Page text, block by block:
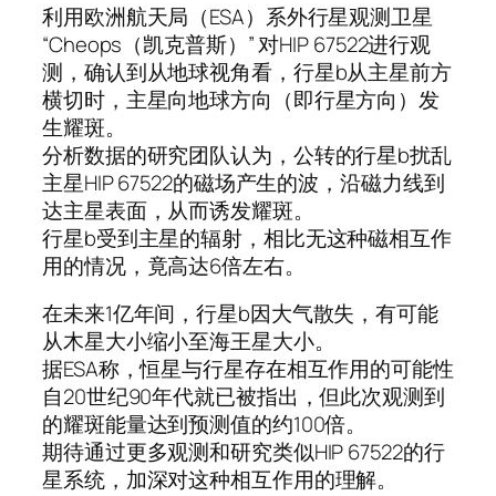
利用欧洲航天局（ESA）系外行星观测卫星
“Cheops（凯克普斯）” 对HIP 67522进行观
测，确认到从地球视角看，行星b从主星前方
横切时，主星向地球方向（即行星方向）发
生耀斑。
分析数据的研究团队认为，公转的行星b扰乱
主星HIP 67522的磁场产生的波，沿磁力线到
达主星表面，从而诱发耀斑。
行星b受到主星的辐射，相比无这种磁相互作
用的情况，竟高达6倍左右。
在未来1亿年间，行星b因大气散失，有可能
从木星大小缩小至海王星大小。
据ESA称，恒星与行星存在相互作用的可能性
自20世纪90年代就已被指出，但此次观测到
的耀斑能量达到预测值的约100倍。
期待通过更多观测和研究类似HIP 67522的行
星系统，加深对这种相互作用的理解。